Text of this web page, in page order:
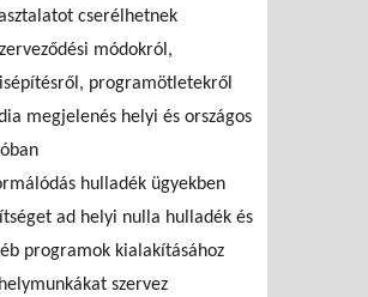
cserélhetnek
módokról,
programötletekről
megjelenés helyi és országos
hulladék ügyekben
ad helyi nulla hulladék és
programok kialakításához
szervez